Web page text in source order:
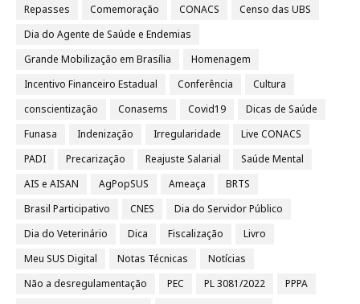
Repasses
Comemoração CONACS
Censo das UBS
Dia do Agente de Saúde e Endemias
Grande Mobilização em Brasília
Homenagem
Incentivo Financeiro Estadual
Conferência
Cultura
conscientização
Conasems Covid19
Dicas de Saúde
Funasa
Indenização Irregularidade
Live CONACS
PADI
Precarização Reajuste Salarial
Saúde Mental
AIS e AISAN
AgPopSUS Ameaça
BRTS
Brasil Participativo
CNES
Dia do Servidor Público
Dia do Veterinário
Dica Fiscalização
Livro
Meu SUS Digital
Notas Técnicas
Notícias
Não a desregulamentação
PEC PL 3081/2022
PPPA